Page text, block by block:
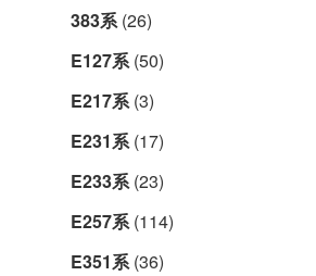
383系(26)
E127系(50)
E217系(3)
E231系(17)
E233系(23)
E257系(114)
E351系(36)